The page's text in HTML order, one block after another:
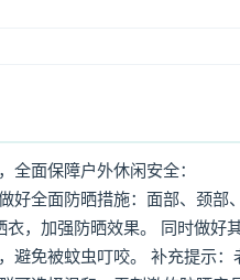
面保障户外休闲安全：
好全面防晒措施：面部、颈部
，加强防晒效果。 同时做好
避免被蚊虫叮咬。 补充提示